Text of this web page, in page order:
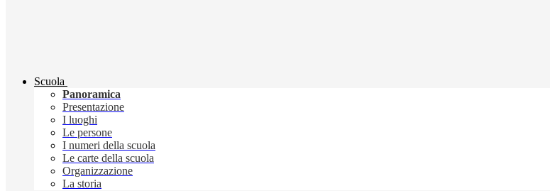
Scuola
Panoramica
Presentazione
I luoghi
Le persone
I numeri della scuola
Le carte della scuola
Organizzazione
La storia